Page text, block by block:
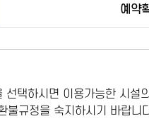
예약
선택하시면 이용가능한 시설
불규정을 숙지하시기 바랍니